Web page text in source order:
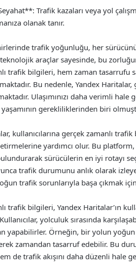
Trafik kazaları veya yol
olanak tanır.
trafik yoğunluğu, her
araçlar sayesinde, bu
trafik bilgileri, hem zaman tasarrufu
Bu nedenle, Yandex
Ulaşımınızı daha verimli
gerekliliklerinden biri
kullanıcılarına gerçek zamanlı
yardımcı olur. Bu
sürücülerin en iyi rotayı
trafik durumunu anlık olarak
trafik sorunlarıyla başa çıkmak
trafik bilgileri, Yandex Haritalar’ın
yolculuk sırasında
yapabilirler. Örneğin, bir yolun
zamandan tasarruf edebilir. Bu
de trafik akışını daha düzenli hale